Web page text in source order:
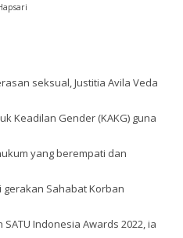
seksual, Justitia Avila Veda
Keadilan Gender (KAKG) guna
yang berempati dan
Sahabat Korban
Indonesia Awards 2022, ia